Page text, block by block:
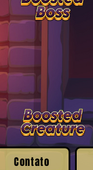
Contato